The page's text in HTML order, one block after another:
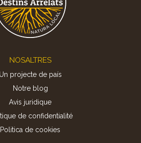
NOSALTRES
Un projecte de país
Notre blog
Avis juridique
de confidentialité
Politica de cookies